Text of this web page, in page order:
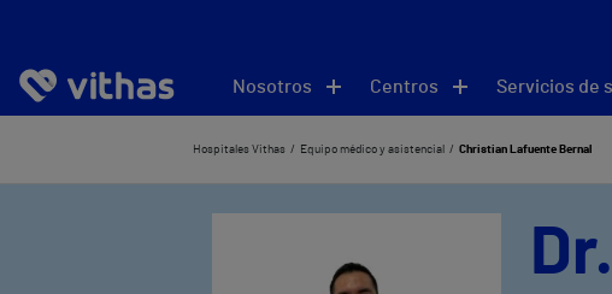
Nosotros Centros Servicios de
Hospitales Vithas Equipo médico y asistencial Christian Lafuente Bernal